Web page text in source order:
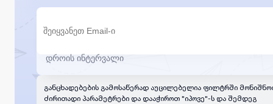
განცხადებების გამოსაწერად აუცილებელია ფილტრში
ძირითადი პარამეტრები და დააჭიროთ "იპოვე"-ს და შემდეგ